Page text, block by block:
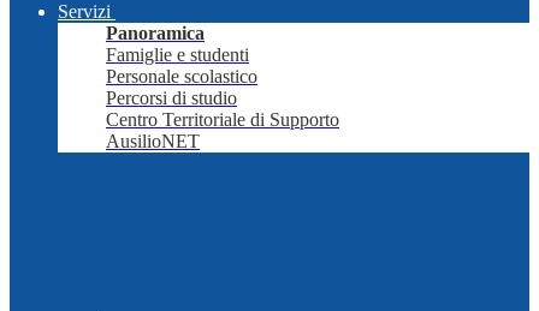
Servizi
Panoramica
Famiglie e studenti
Personale scolastico
Percorsi di studio
Centro Territoriale di Supporto
AusilioNET